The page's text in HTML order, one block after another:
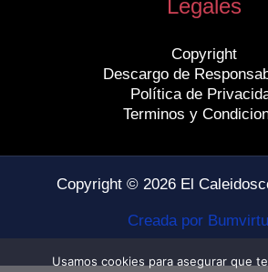
Legales
Copyright
Descargo de
Política de
Terminos y
Copyright © 2026 El
Creada por
Usamos cookies para asegurar que